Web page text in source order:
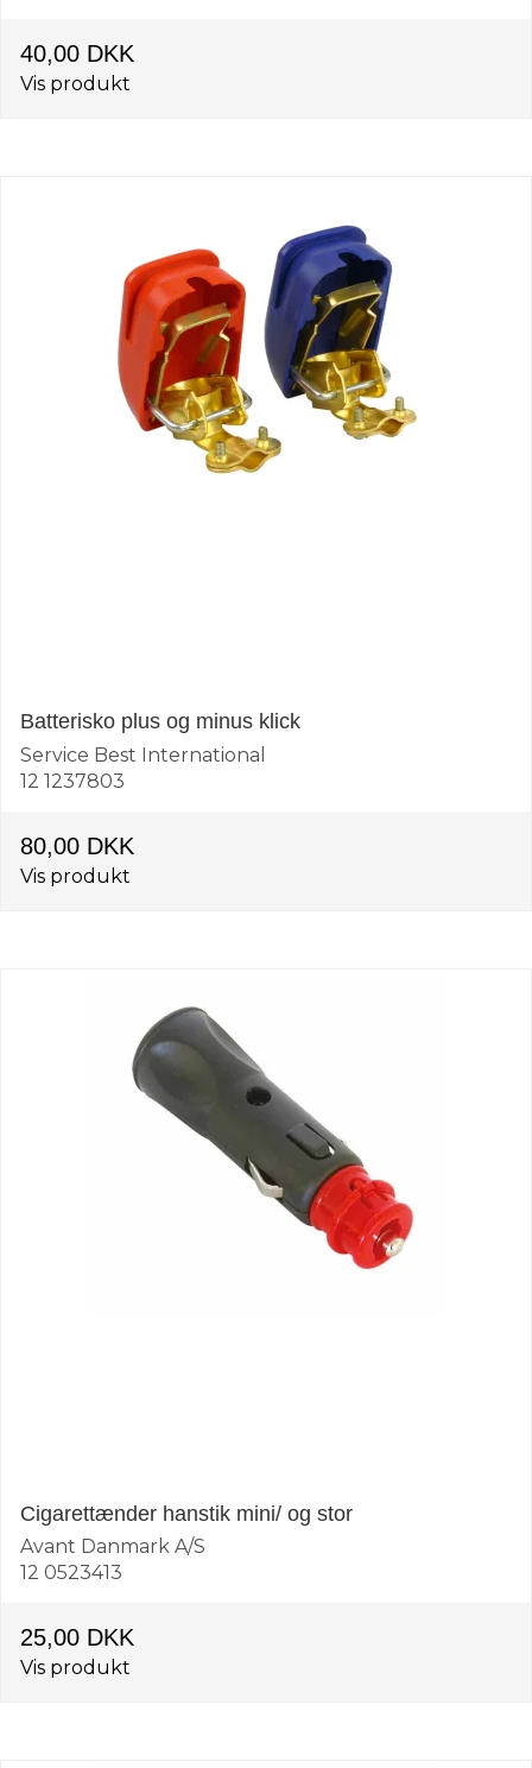
40,00 DKK
Vis produkt
Batterisko plus og minus klick
Service Best International
12 1237803
80,00 DKK
Vis produkt
Cigarettænder hanstik mini/ og stor
Avant Danmark A/S
12 0523413
25,00 DKK
Vis produkt